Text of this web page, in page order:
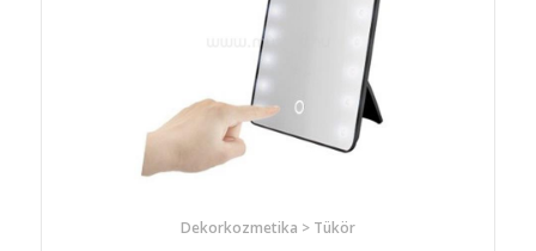
Dekorkozmetika > Tükör